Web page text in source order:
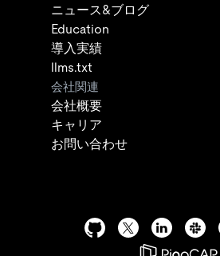
ニュース&ブログ
Education
導入実績
llms.txt
会社関連
会社概要
キャリア
お問い合わせ